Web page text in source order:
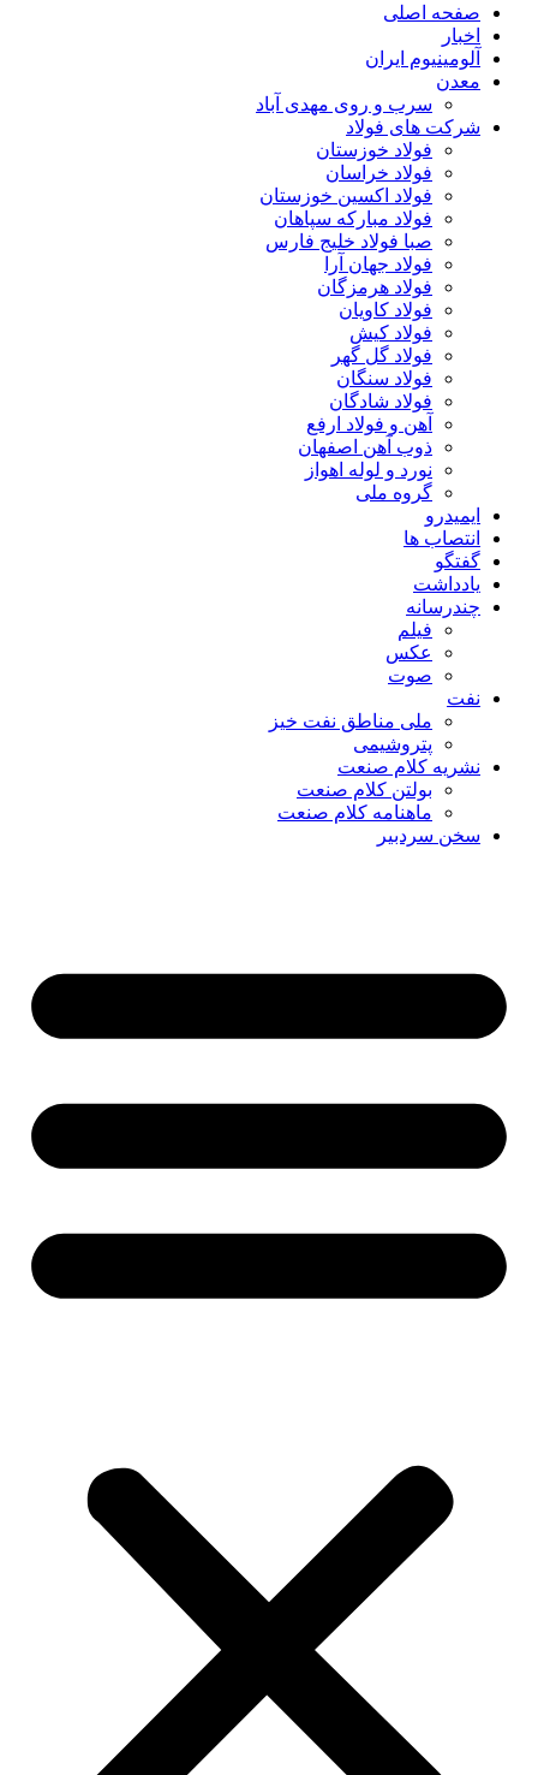
صفحه اصلی
اخبار
آلومینیوم ایران
معدن
سرب و روی مهدی آباد
شرکت های فولاد
فولاد خوزستان
فولاد خراسان
فولاد اکسین خوزستان
فولاد مبارکه سپاهان
صبا فولاد خلیج فارس
فولاد جهان آرا
فولاد هرمزگان
فولاد کاویان
فولاد کیش
فولاد گل گهر
فولاد سنگان
فولاد شادگان
آهن و فولاد ارفع
ذوب آهن اصفهان
نورد و لوله اهواز
گروه ملی
ایمیدرو
انتصاب ها
گفتگو
یادداشت
چندرسانه
فیلم
عکس
صوت
نفت
ملی مناطق نفت خیز
پتروشیمی
نشریه کلام صنعت
بولتن کلام صنعت
ماهنامه کلام صنعت
سخن سردبیر